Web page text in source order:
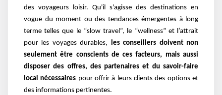
des voyageurs loisir. Qu'il s'agisse des destinations en
vogue du moment ou des tendances émergentes à long
terme telles que le “slow travel”, le “wellness” et l’attrait
pour les voyages durables, les conseillers doivent non
seulement être conscients de ces facteurs, mais aussi
disposer des offres, des partenaires et du savoir-faire
local nécessaires pour offrir à leurs clients des options et
des informations pertinentes.